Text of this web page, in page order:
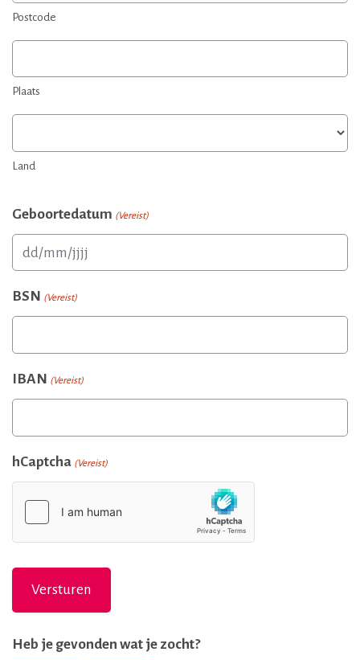
Postcode
Plaats
Land
Geboortedatum (Vereist)
JJJJ
BSN (Vereist)
IBAN (Vereist)
hCaptcha (Vereist)
Heb je gevonden wat je zocht?